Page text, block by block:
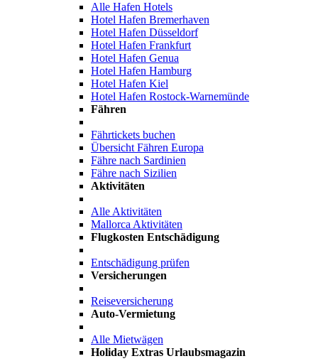
Alle Hafen Hotels
Hotel Hafen Bremerhaven
Hotel Hafen Düsseldorf
Hotel Hafen Frankfurt
Hotel Hafen Genua
Hotel Hafen Hamburg
Hotel Hafen Kiel
Hotel Hafen Rostock-Warnemünde
Fähren
Fährtickets buchen
Übersicht Fähren Europa
Fähre nach Sardinien
Fähre nach Sizilien
Aktivitäten
Alle Aktivitäten
Mallorca Aktivitäten
Flugkosten Entschädigung
Entschädigung prüfen
Versicherungen
Reiseversicherung
Auto-Vermietung
Alle Mietwägen
Holiday Extras Urlaubsmagazin